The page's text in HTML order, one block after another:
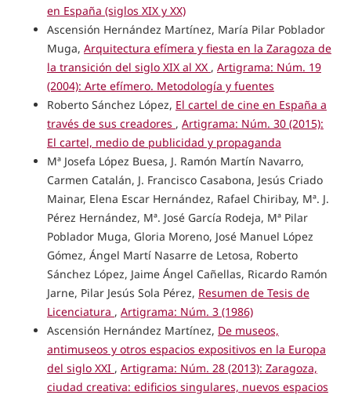
en España (siglos XIX y XX)
Ascensión Hernández Martínez, María Pilar Poblador
Muga, Arquitectura efímera y fiesta en la Zaragoza de
la transición del siglo XIX al XX , Artigrama: Núm. 19
(2004): Arte efímero. Metodología y fuentes
Roberto Sánchez López, El cartel de cine en España a
través de sus creadores , Artigrama: Núm. 30 (2015):
El cartel, medio de publicidad y propaganda
Mª Josefa López Buesa, J. Ramón Martín Navarro,
Carmen Catalán, J. Francisco Casabona, Jesús Criado
Mainar, Elena Escar Hernández, Rafael Chiribay, Mª. J.
Pérez Hernández, Mª. José García Rodeja, Mª Pilar
Poblador Muga, Gloria Moreno, José Manuel López
Gómez, Ángel Martí Nasarre de Letosa, Roberto
Sánchez López, Jaime Ángel Cañellas, Ricardo Ramón
Jarne, Pilar Jesús Sola Pérez, Resumen de Tesis de
Licenciatura , Artigrama: Núm. 3 (1986)
Ascensión Hernández Martínez, De museos,
antimuseos y otros espacios expositivos en la Europa
del siglo XXI , Artigrama: Núm. 28 (2013): Zaragoza,
ciudad creativa: edificios singulares, nuevos espacios